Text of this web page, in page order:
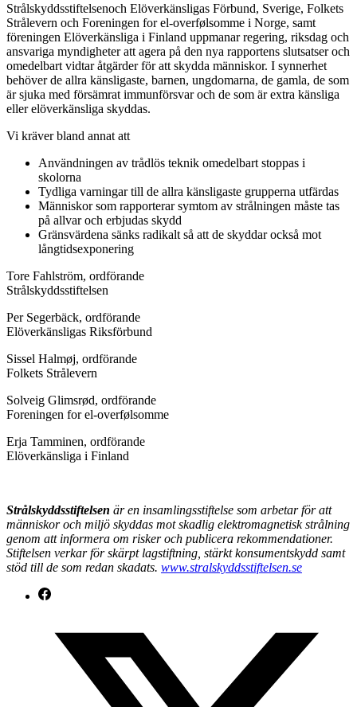
Strålskyddsstiftelsenoch Elöverkänsligas Förbund, Sverige, Folkets
Strålevern och Foreningen for el-overfølsomme i Norge, samt
föreningen Elöverkänsliga i Finland uppmanar regering, riksdag och
ansvariga myndigheter att agera på den nya rapportens slutsatser och
omedelbart vidtar åtgärder för att skydda människor. I synnerhet
behöver de allra känsligaste, barnen, ungdomarna, de gamla, de som
är sjuka med försämrat immunförsvar och de som är extra känsliga
eller elöverkänsliga skyddas.
Vi kräver bland annat att
Användningen av trådlös teknik omedelbart stoppas i
skolorna
Tydliga varningar till de allra känsligaste grupperna utfärdas
Människor som rapporterar symtom av strålningen måste tas
på allvar och erbjudas skydd
Gränsvärdena sänks radikalt så att de skyddar också mot
långtidsexponering
Tore Fahlström, ordförande
Strålskyddsstiftelsen
Per Segerbäck, ordförande
Elöverkänsligas Riksförbund
Sissel Halmøj, ordförande
Folkets Strålevern
Solveig Glimsrød, ordförande
Foreningen for el-overfølsomme
Erja Tamminen, ordförande
Elöverkänsliga i Finland
Strålskyddsstiftelsen är en insamlingsstiftelse som arbetar för att
människor och miljö skyddas mot skadlig elektromagnetisk strålning
genom att informera om risker och publicera rekommendationer.
Stiftelsen verkar för skärpt lagstiftning, stärkt konsumentskydd samt
stöd till de som redan skadats. www.stralskyddsstiftelsen.se